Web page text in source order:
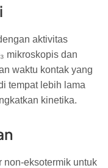
aktivitas
mikroskopis dan
waktu kontak yang
tempat lebih lama
kinetika.
non-eksotermik untuk